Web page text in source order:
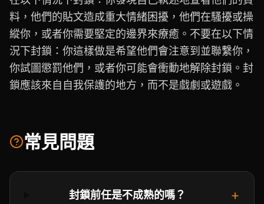
料，他們的貼文造成重大情緒困擾，他們在騷擾或操
縱你，或者你需要堅定的邊界來療癒。不要在以下情
況下封鎖：你這樣做是希望他們會注意到並聯繫你，
你試圖懲罰他們，或者你可能會衝動地解除封鎖。封
鎖應該來自自我保護的地方，而不是戲劇或遊戲。
常見問題
封鎖前任是不成熟的嗎？ +